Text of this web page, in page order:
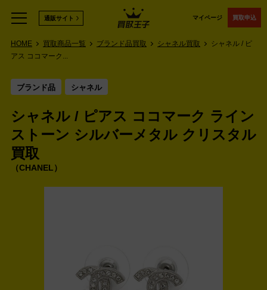
マイページ 買取申込
通販サイト
HOME 買取商品一覧 ブランド品買取 シャネル買取
シャネル / ピ
アス ココマーク...
ブランド品 シャネル
シャネル / ピアス ココマーク ライン
ストーン シルバーメタル クリスタル
買取
CHANEL